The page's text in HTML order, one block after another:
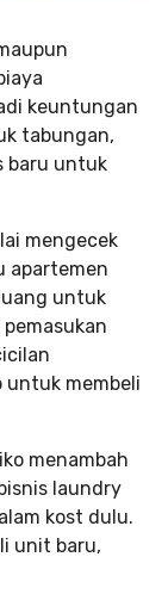
keuntungan
tabungan,
baru untuk
mengecek
apartemen
untuk
untuk membeli
menambah
laundry
kost dulu.
unit baru,